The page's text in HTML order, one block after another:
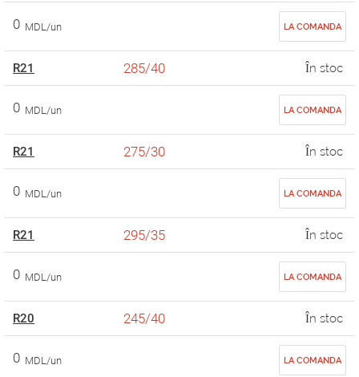
0 MDL/un LA COMANDA
R21 285/40 În stoc
0 MDL/un LA COMANDA
R21 275/30 În stoc
0 MDL/un LA COMANDA
R21 295/35 În stoc
0 MDL/un LA COMANDA
R20 245/40 În stoc
0 MDL/un LA COMANDA